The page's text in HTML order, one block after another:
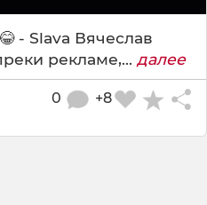
- Slava Вячеслав
рекламе,... далее
+8
0